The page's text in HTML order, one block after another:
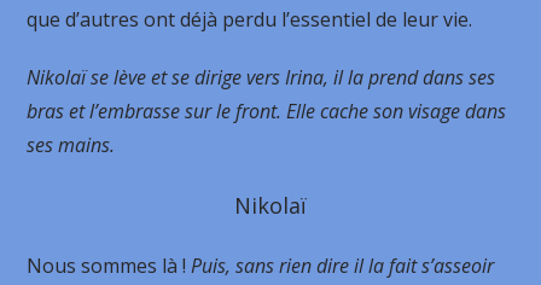
que d’autres ont déjà perdu l’essentiel de leur vie.
Nikolaï se lève et se dirige vers Irina, il la prend dans ses
bras et l’embrasse sur le front. Elle cache son visage dans
ses mains.
Nikolaï
Nous sommes là !Puis, sans rien dire il la fait s’asseoir